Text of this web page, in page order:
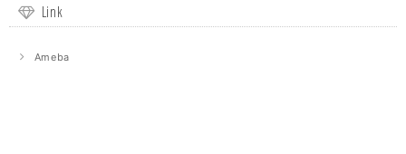
Link
Ameba